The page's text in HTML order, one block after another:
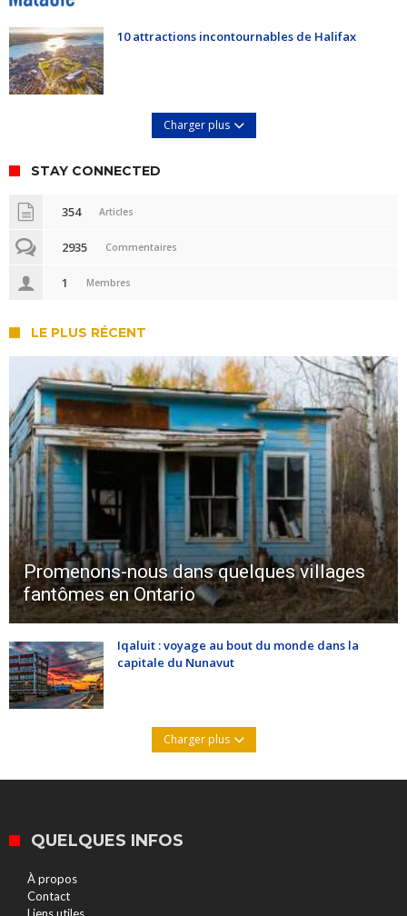
10 attractions incontournables de Halifax
Charger plus
STAY CONNECTED
354 Articles
2935 Commentaires
1 Membres
LE PLUS RÉCENT
Promenons-nous dans quelques villages
fantômes en Ontario
Iqaluit : voyage au bout du monde dans la
capitale du Nunavut
Charger plus
QUELQUES INFOS
À propos
Contact